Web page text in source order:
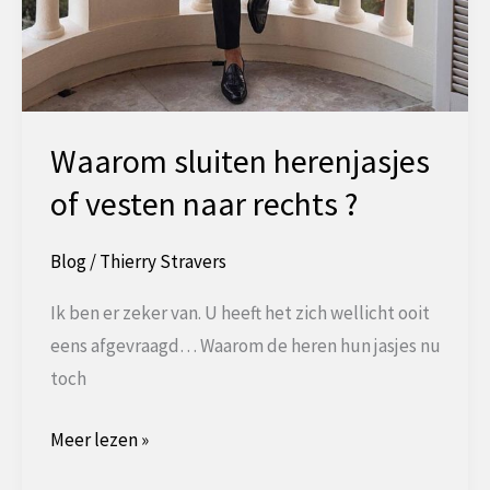
Waarom sluiten herenjasjes
of vesten naar rechts ?
Blog/Thierry Stravers
Ik ben er zeker van. U heeft het zich wellicht ooit
eens afgevraagd… Waarom de heren hun jasjes nu
toch
Waarom
Meer lezen »